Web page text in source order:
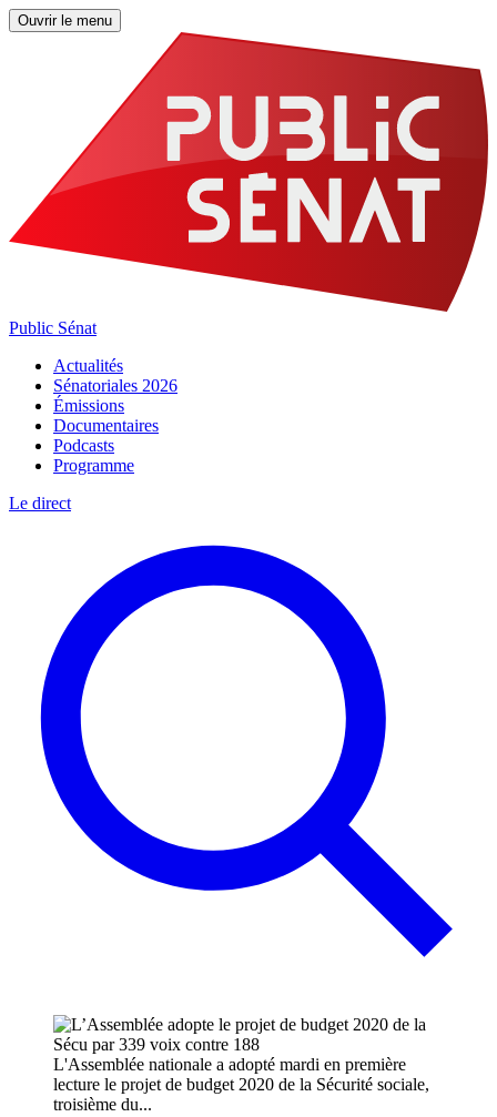
Ouvrir le menu
Public Sénat
Actualités
Sénatoriales 2026
Émissions
Documentaires
Podcasts
Programme
Le direct
L'Assemblée nationale a adopté mardi en première
lecture le projet de budget 2020 de la Sécurité sociale,
troisième du...